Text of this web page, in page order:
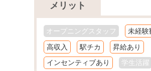
メリット
オープニングスタッフ 未経験
高収入
駅チカ
昇給あり
インセンティブあり
学生活躍